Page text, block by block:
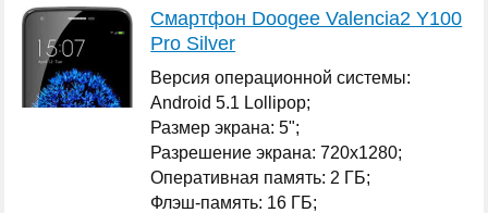
Смартфон Doogee Valencia2 Y100
Pro Silver
Версия операционной системы:
Android 5.1 Lollipop;
Размер экрана: 5";
Разрешение экрана: 720x1280;
Оперативная память: 2 ГБ;
Флэш-память: 16 ГБ;